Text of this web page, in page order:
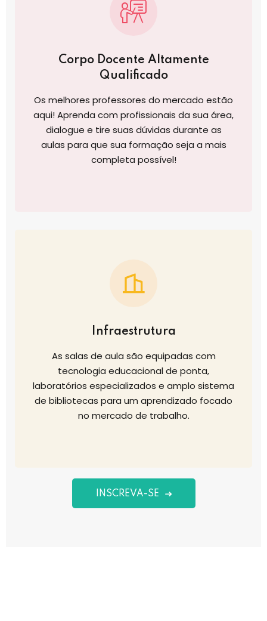
Corpo Docente Altamente
Qualificado
Os melhores professores do mercado estão
aqui! Aprenda com profissionais da sua área,
dialogue e tire suas dúvidas durante as
aulas para que sua formação seja a mais
completa possível!
Infraestrutura
As salas de aula são equipadas com
tecnologia educacional de ponta,
laboratórios especializados e amplo sistema
de bibliotecas para um aprendizado focado
no mercado de trabalho.
INSCREVA-SE